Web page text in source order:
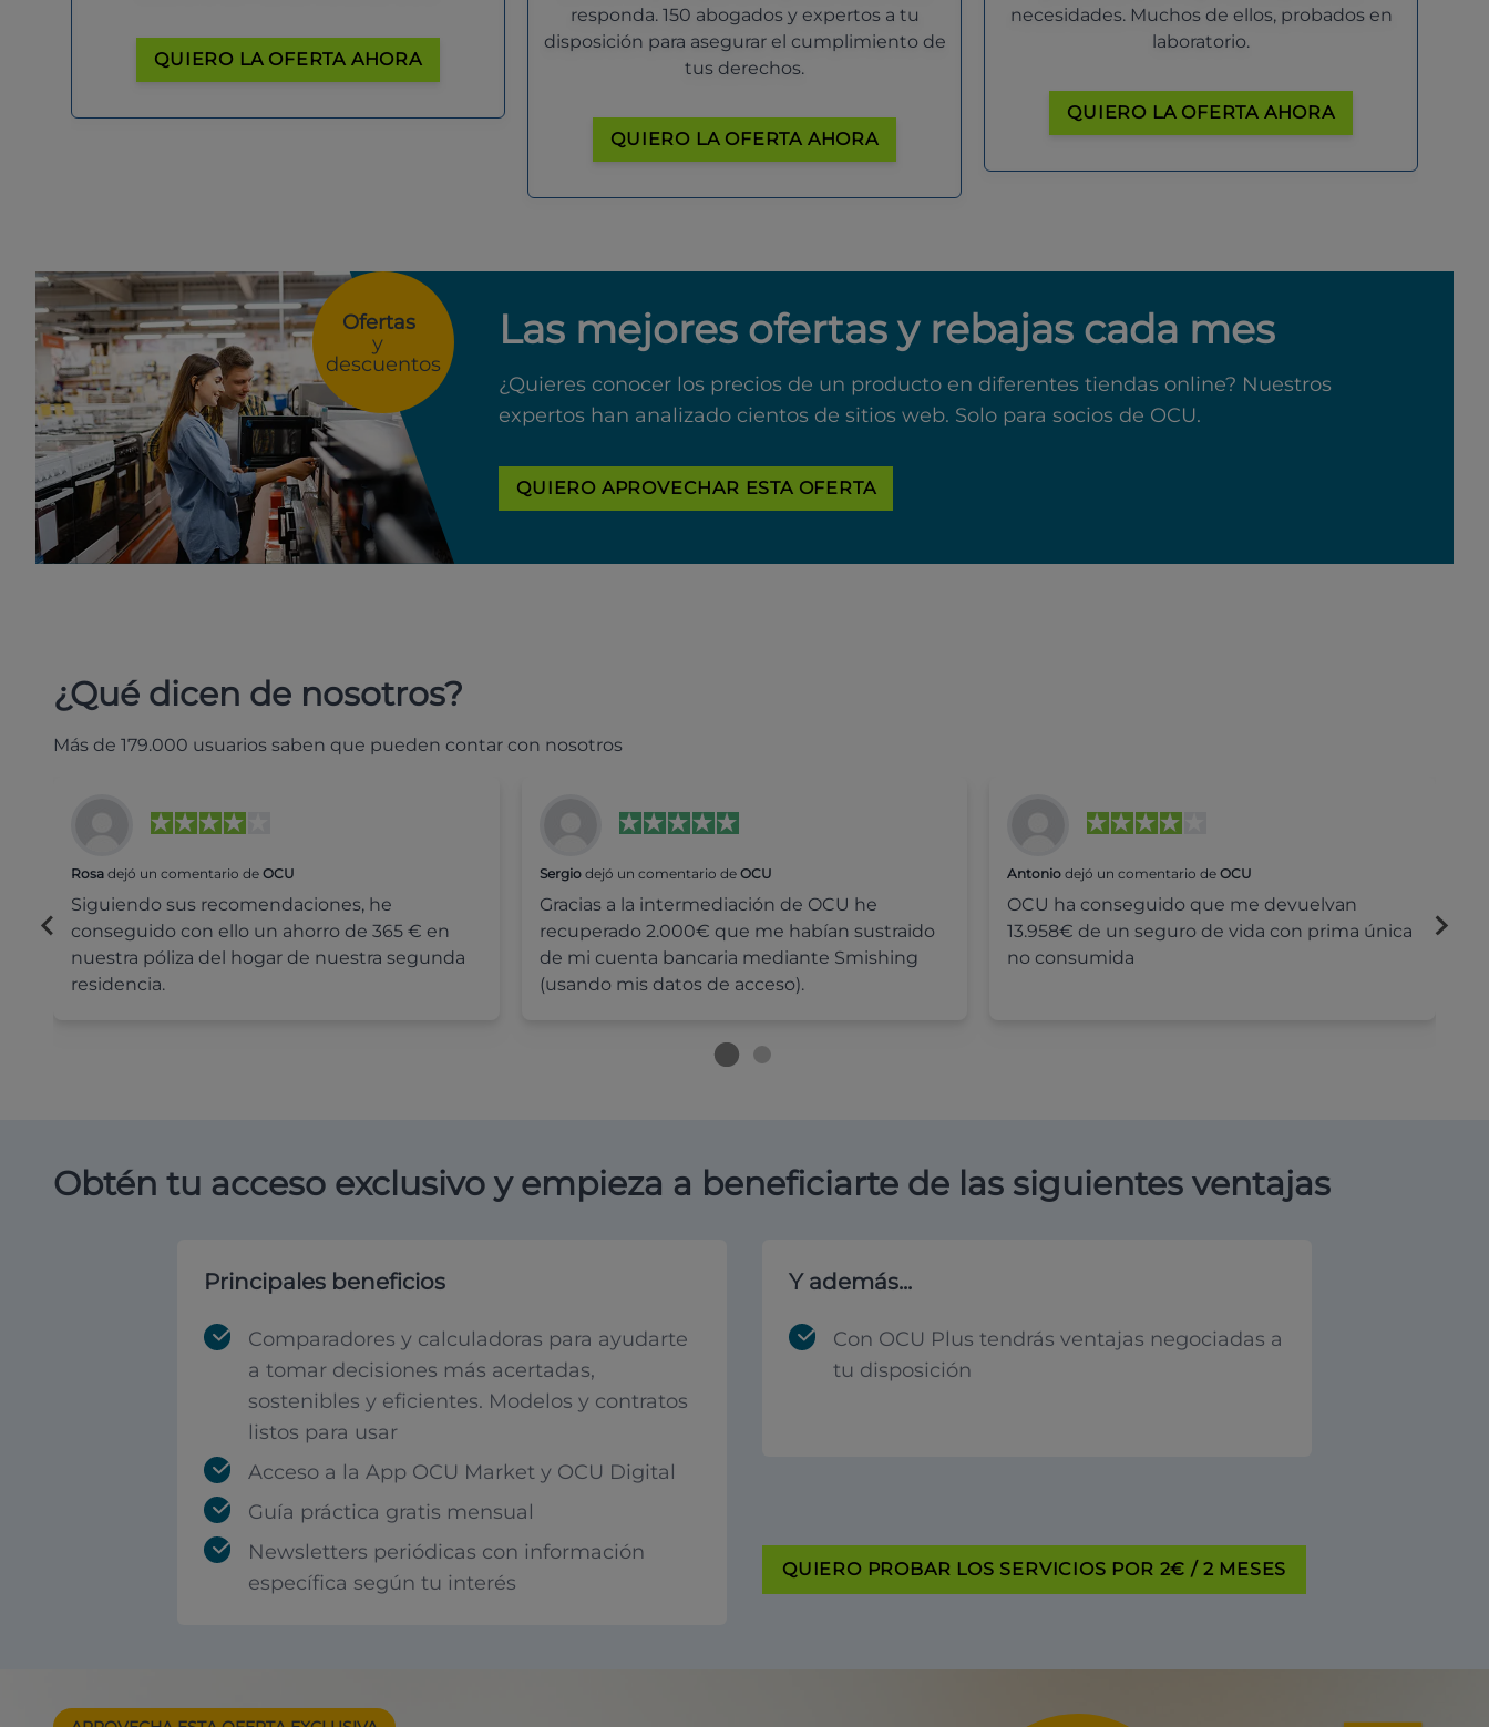
QUIERO LA OFERTA AHORA
responda. 150 abogados y expertos a tu
disposición para asegurar el cumplimiento de
tus derechos.
QUIERO LA OFERTA AHORA
necesidades. Muchos de ellos, probados en
laboratorio.
QUIERO LA OFERTA AHORA
Ofertas
y
descuentos
Las mejores ofertas y rebajas cada mes
¿Quieres conocer los precios de un producto en diferentes tiendas online? Nuestros
expertos han analizado cientos de sitios web. Solo para socios de OCU.
QUIERO APROVECHAR ESTA OFERTA
¿Qué dicen de nosotros?
Más de 179.000 usuarios saben que pueden contar con nosotros
Rosa dejó un comentario de OCU
Siguiendo sus recomendaciones, he
conseguido con ello un ahorro de 365 € en
nuestra póliza del hogar de nuestra segunda
residencia.
Sergiodejó un comentario de OCU
Gracias a la intermediación de OCU he
recuperado 2.000€ que me habían sustraido
de mi cuenta bancaria mediante Smishing
(usando mis datos de acceso).
Antonio dejó un comentario deOCU
OCU ha conseguido que me devuelvan
13.958€ de un seguro de vida con prima única
no consumida
Obtén tu acceso exclusivo y empieza a beneficiarte de las siguientes ventajas
Principales beneficios
Comparadores y calculadoras para ayudarte
a tomar decisiones más acertadas,
sostenibles y eficientes. Modelos y contratos
listos para usar
Acceso a la App OCU Market y OCU Digital
Guía práctica gratis mensual
Newsletters periódicas con información
específica según tu interés
Y además...
Con OCU Plus tendrás ventajas negociadas a
tu disposición
QUIERO PROBAR LOS SERVICIOS POR 2€ / 2 MESES